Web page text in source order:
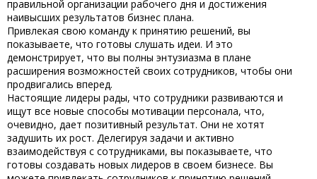
правильной организации рабочего дня и достижения
наивысших результатов бизнес плана.
Привлекая свою команду к принятию решений, вы
показываете, что готовы слушать идеи. И это
демонстрирует, что вы полны энтузиазма в плане
расширения возможностей своих сотрудников, чтобы они
продвигались вперед.
Настоящие лидеры рады, что сотрудники развиваются и
ищут все новые способы мотивации персонала, что,
очевидно, дает позитивный результат. Они не хотят
задушить их рост. Делегируя задачи и активно
взаимодействуя с сотрудниками, вы показываете, что
готовы создавать новых лидеров в своем бизнесе. Вы